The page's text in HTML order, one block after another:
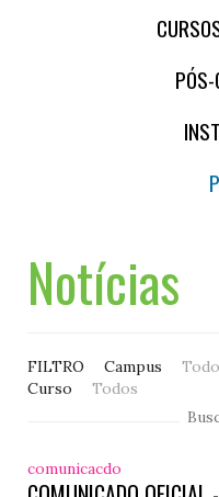
PÓS-
Notícias
FILTRO
Campus
Curso
comunicacdo